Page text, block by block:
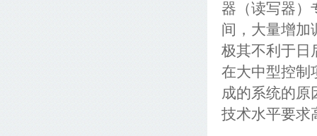
器（读写器）
间，大量增加
极其不利于日
在大中型控制
成的系统的原
技术水平要求